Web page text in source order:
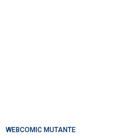
WEBCOMIC MUTANTE